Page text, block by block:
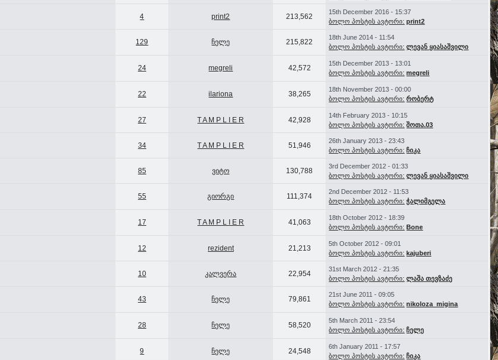
4 print2 213,562
15th December 2016 - 15:37
ბოლო პოსტის ავტორი: print2
129 ჩელე 215,822
18th June 2014 - 11:54
ბოლო პოსტის ავტორი: ლევან ყიასაშვილი
24 megreli 42,572
15th December 2013 - 13:01
ბოლო პოსტის ავტორი: megreli
22 ilariona 38,265
18th November 2013 - 00:00
ბოლო პოსტის ავტორი: რობერტ
27 T A M P L I E R 42,928
14th February 2013 - 10:15
ბოლო პოსტის ავტორი: შოთა.03
34 T A M P L I E R 51,946
26th January 2013 - 23:43
ბოლო პოსტის ავტორი: ჩიკა
85 ვიტო 130,788
3rd December 2012 - 01:33
ბოლო პოსტის ავტორი: ლევან ყიასაშვილი
55 გიორგი 111,374
2nd December 2012 - 11:53
ბოლო პოსტის ავტორი: ჭალიმგელა
17 T A M P L I E R 41,063
18th October 2012 - 18:39
ბოლო პოსტის ავტორი: Bone
12 rezident 21,213
5th October 2012 - 09:01
ბოლო პოსტის ავტორი: kajuberi
10 კალვერა 22,954
31st March 2012 - 21:35
ბოლო პოსტის ავტორი: ლაშა თევზაძე
43 ჩელე 79,861
21st June 2011 - 09:05
ბოლო პოსტის ავტორი: nikoloza_migina
28 ჩელე 58,520
5th March 2011 - 23:54
ბოლო პოსტის ავტორი: ჩელე
9 ჩელე 24,548
6th January 2011 - 17:57
ბოლო პოსტის ავტორი: ჩიკა